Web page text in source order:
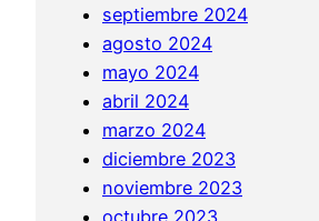
u
a
l
P
u
r
i
septiembre 2024
agosto 2024
mayo 2024
abril 2024
marzo 2024
diciembre 2023
noviembre 2023